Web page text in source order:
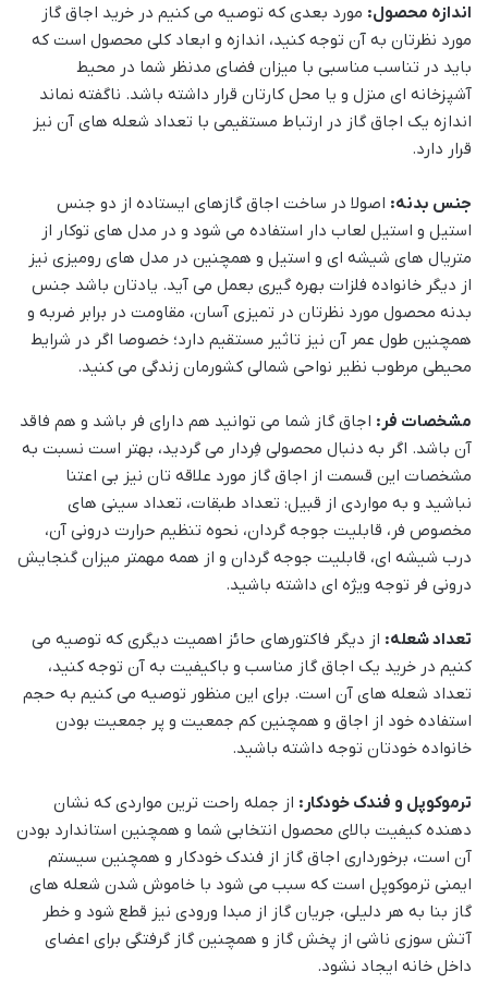
اندازه محصول: مورد بعدی که توصیه می کنیم در خرید اجاق گاز
مورد نظرتان به آن توجه کنید، اندازه و ابعاد کلی محصول است که
باید در تناسب مناسبی با میزان فضای مدنظر شما در محیط
آشپزخانه ای منزل و یا محل کارتان قرار داشته باشد. ناگفته نماند
اندازه یک اجاق گاز در ارتباط مستقیمی با تعداد شعله های آن نیز
قرار دارد.
جنس بدنه: اصولا در ساخت اجاق گازهای ایستاده از دو جنس
استیل و استیل لعاب دار استفاده می شود و در مدل های توکار از
متریال های شیشه ای و استیل و همچنین در مدل های رومیزی نیز
از دیگر خانواده فلزات بهره گیری بعمل می آید. یادتان باشد جنس
بدنه محصول مورد نظرتان در تمیزی آسان، مقاومت در برابر ضربه و
همچنین طول عمر آن نیز تاثیر مستقیم دارد؛ خصوصا اگر در شرایط
محیطی مرطوب نظیر نواحی شمالی کشورمان زندگی می کنید.
مشخصات فر: اجاق گاز شما می توانید هم دارای فر باشد و هم فاقد
آن باشد. اگر به دنبال محصولی فِردار می گردید، بهتر است نسبت به
مشخصات این قسمت از اجاق گاز مورد علاقه تان نیز بی اعتنا
نباشید و به مواردی از قبیل: تعداد طبقات، تعداد سینی های
مخصوص فر، قابلیت جوجه گردان، نحوه تنظیم حرارت درونی آن،
درب شیشه ای، قابلیت جوجه گردان و از همه مهمتر میزان گنجایش
درونی فر توجه ویژه ای داشته باشید.
تعداد شعله: از دیگر فاکتورهای حائز اهمیت دیگری که توصیه می
کنیم در خرید یک اجاق گاز مناسب و باکیفیت به آن توجه کنید،
تعداد شعله های آن است. برای این منظور توصیه می کنیم به حجم
استفاده خود از اجاق و همچنین کم جمعیت و پر جمعیت بودن
خانواده خودتان توجه داشته باشید.
ترموکوپل و فندک خودکار: از جمله راحت ترین مواردی که نشان
دهنده کیفیت بالای محصول انتخابی شما و همچنین استاندارد بودن
آن است، برخورداری اجاق گاز از فندک خودکار و همچنین سیستم
ایمنی ترموکوپل است که سبب می شود با خاموش شدن شعله های
گاز بنا به هر دلیلی، جریان گاز از مبدا ورودی نیز قطع شود و خطر
آتش سوزی ناشی از پخش گاز و همچنین گاز گرفتگی برای اعضای
داخل خانه ایجاد نشود.